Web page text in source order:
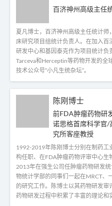
百济神州高级主任
夏凡博士，百济神州高级主任统计
床研究项目组统计负责人。在加入
研发中心和基因泰克作为项目统计负
Tarceva和Herceptin等药物开发的全
技术公众号“小凡生统杂坛”。
陈刚博士
前FDA肿瘤药物研
诺思格首席科学官/
究所客座教授
1992-2019年陈刚博士分别在制药
构任职、在FDA肿瘤药物评审中心
2013年在强生公司任肿瘤药物研发
物统计学部的同事们一起在MRCT、
的研究工作。陈博士以其药物研发
药物研发过程中积累了丰富的理论和